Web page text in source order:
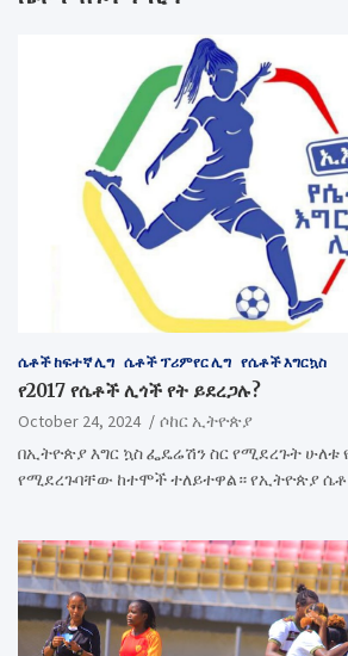
ሴቶች ከፍተኛ ሊግ ሴቶች ፕሪምየር ሊግ የሴቶች እግርኳስ
የ2017 የሴቶች ሊጎች የት ይደረጋሉ?
October 24, 2024
ሶከር ኢትዮጵያ
በኢትዮጵያ እግር ኳስ ፌዴሬሽን ስር የሚደረጉት
የሚደረጉባቸው ከተሞች ተለይተዋል። የኢትዮጵያ